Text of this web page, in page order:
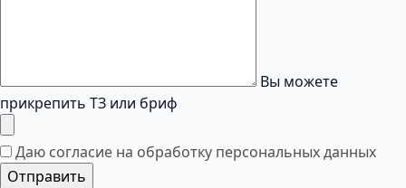
Вы можете
прикрепить ТЗ или бриф
Даю согласие на обработку персональных данных
Отправить